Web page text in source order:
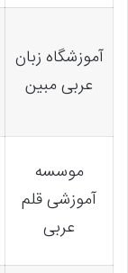
آموزشگاه زبان
عربی مبین
موسسه
آموزشی قلم
عربی